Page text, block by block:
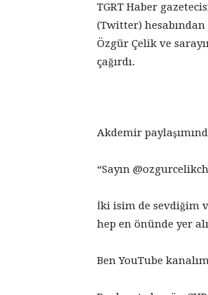
TGRT Haber
(Twitter)
Özgür Çelik ve
çağırdı.
Akdemir
“Sayın
İki isim de sevdiğim
hep en önünde yer
Ben YouTube